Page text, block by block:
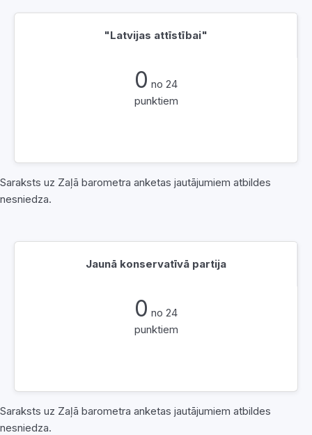
"Latvijas attīstībai"
0 no 24
punktiem
Saraksts uz Zaļā barometra anketas jautājumiem atbildes
nesniedza.
Jaunā konservatīvā partija
0 no 24
punktiem
Saraksts uz Zaļā barometra anketas jautājumiem atbildes
nesniedza.